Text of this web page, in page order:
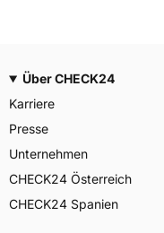
Über CHECK24
Karriere
Presse
Unternehmen
CHECK24 Österreich
CHECK24 Spanien